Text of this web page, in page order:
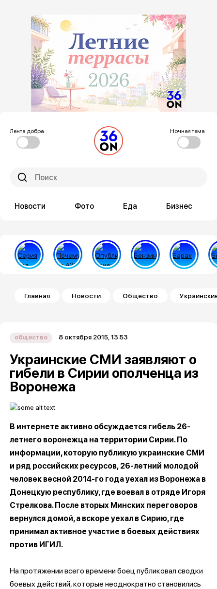
Лента добра Ночная тема
Новости Фото Еда Бизнес
Строка навигации
Главная Новости Общество
общество 8 октября 2015, 13:53
Украинские СМИ заявляют о
гибели в Сирии ополченца из
Воронежа
В интернете активно обсуждается гибель 26-
летнего воронежца на территории Сирии. По
информации, которую публикую украинские СМИ
и ряд российских ресурсов, 26-летний молодой
человек весной 2014-го года уехал из Воронежа в
Донецкую республику, где воевал в отряде Игоря
Стрелкова. После вторых Минских переговоров
вернулся домой, а вскоре уехал в Сирию, где
принимал активное участие в боевых действиях
против ИГИЛ.
На протяжении всего времени боец публиковал сводки
боевых действий, которые неоднократно становились